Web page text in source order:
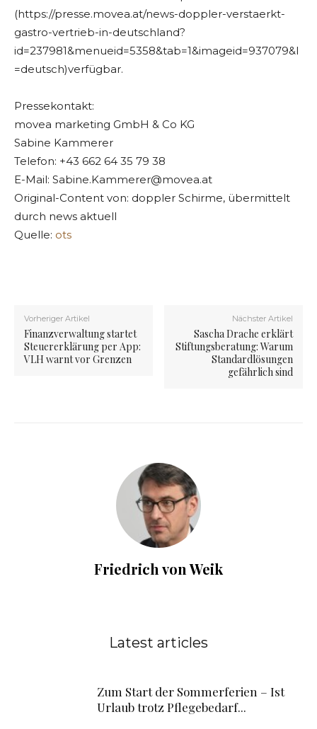
(https://presse.movea.at/news-doppler-verstaerkt-
gastro-vertrieb-in-deutschland?
id=237981&menueid=5358&tab=1&imageid=937079&l
=deutsch)verfügbar.
Pressekontakt:
movea marketing GmbH & Co KG
Sabine Kammerer
Telefon: +43 662 64 35 79 38
E-Mail: Sabine.Kammerer@movea.at
Original-Content von: doppler Schirme, übermittelt
durch news aktuell
Quelle: ots
Vorheriger Artikel
Finanzverwaltung startet
Steuererklärung per App:
VLH warnt vor Grenzen
Nächster Artikel
Sascha Drache erklärt
Stiftungsberatung: Warum
Standardlösungen
gefährlich sind
Friedrich von Weik
Latest articles
Zum Start der Sommerferien – Ist
Urlaub trotz Pflegebedarf...